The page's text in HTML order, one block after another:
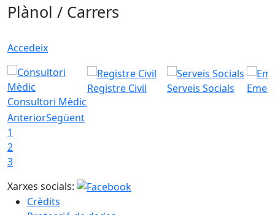
Plànol / Carrers
Accedeix
Consultori Mèdic
Registre Civil Serveis Socials
AnteriorSegüent
1
2
3
Xarxes socials:
Crèdits